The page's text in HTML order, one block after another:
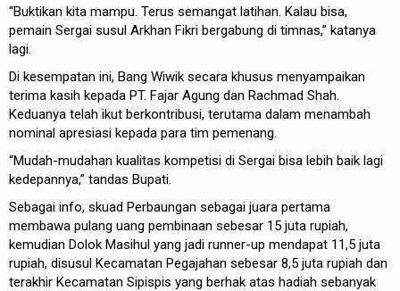
“Buktikan kita mampu. Terus semangat latihan. Kalau bisa,
pemain Sergai susul Arkhan Fikri bergabung di timnas,” katanya
lagi.
Di kesempatan ini, Bang Wiwik secara khusus menyampaikan
terima kasih kepada PT. Fajar Agung dan Rachmad Shah.
Keduanya telah ikut berkontribusi, terutama dalam menambah
nominal apresiasi kepada para tim pemenang.
“Mudah-mudahan kualitas kompetisi di Sergai bisa lebih baik lagi
kedepannya,” tandas Bupati.
Sebagai info, skuad Perbaungan sebagai juara pertama
membawa pulang uang pembinaan sebesar 15 juta rupiah,
kemudian Dolok Masihul yang jadi runner-up mendapat 11,5 juta
rupiah, disusul Kecamatan Pegajahan sebesar 8,5 juta rupiah dan
terakhir Kecamatan Sipispis yang berhak atas hadiah sebanyak